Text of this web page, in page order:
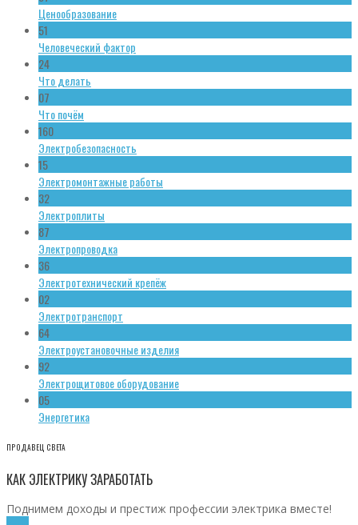
Ценообразование
51
Человеческий фактор
24
Что делать
07
Что почём
160
Электробезопасность
15
Электромонтажные работы
32
Электроплиты
87
Электропроводка
36
Электротехнический крепёж
02
Электротранспорт
64
Электроустановочные изделия
92
Электрощитовое оборудование
05
Энергетика
ПРОДАВЕЦ СВЕТА
КАК ЭЛЕКТРИКУ ЗАРАБОТАТЬ
Поднимем доходы и престиж профессии электрика вместе!